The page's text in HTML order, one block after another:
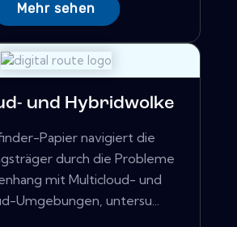
Mehr sehen
und Hybridwolke
Papier navigiert die
durch die Probleme
mit Multicloud- und
Umgebungen, untersu...